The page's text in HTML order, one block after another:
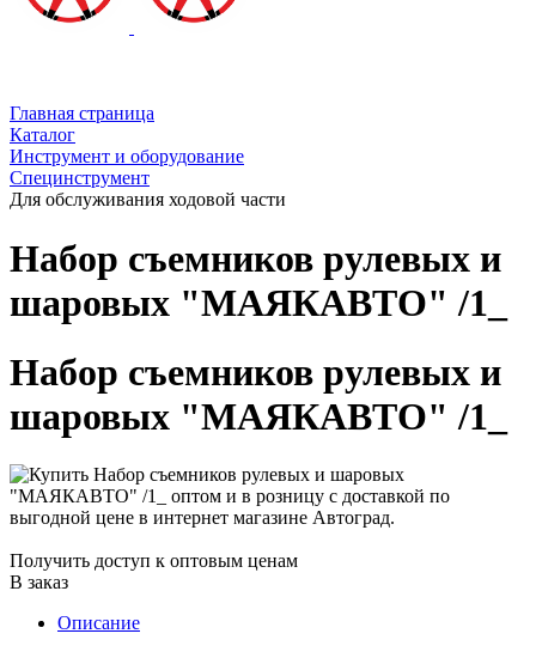
Главная страница
Каталог
Инструмент и оборудование
Специнструмент
Для обслуживания ходовой части
Набор съемников рулевых и
шаровых "МАЯКАВТО" /1_
Набор съемников рулевых и
шаровых "МАЯКАВТО" /1_
Получить доступ к оптовым ценам
В заказ
Описание